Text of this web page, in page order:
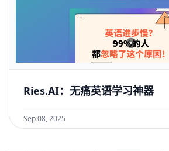
Ries.AI：无痛英语学习神器
Sep 08, 2025